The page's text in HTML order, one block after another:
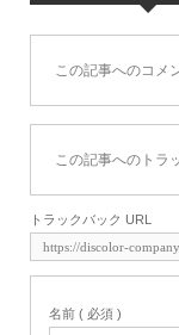
この記事へのコメ
この記事へのトラ
トラックバック URL
名前 ( 必須 )